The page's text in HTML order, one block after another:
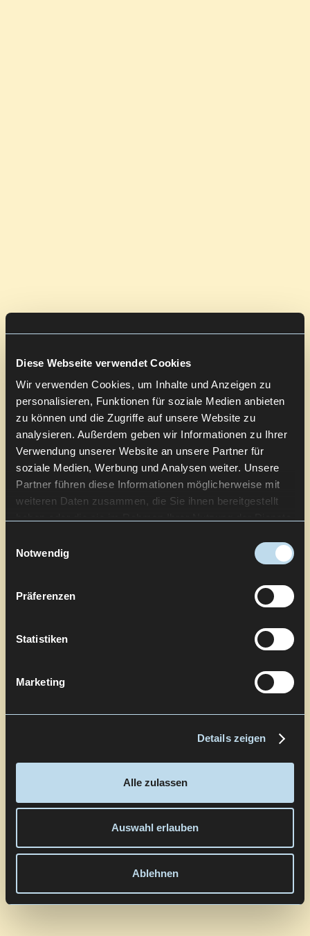
Diese Webseite verwendet Cookies
Wir verwenden Cookies, um Inhalte und Anzeigen zu
personalisieren, Funktionen für soziale Medien anbieten
zu können und die Zugriffe auf unsere Website zu
analysieren. Außerdem geben wir Informationen zu Ihrer
Verwendung unserer Website an unsere Partner für
soziale Medien, Werbung und Analysen weiter. Unsere
Partner führen diese Informationen möglicherweise mit
weiteren Daten zusammen, die Sie ihnen bereitgestellt
Notwendig
Präferenzen
Statistiken
Marketing
Details zeigen
Alle zulassen
Auswahl erlauben
Ablehnen